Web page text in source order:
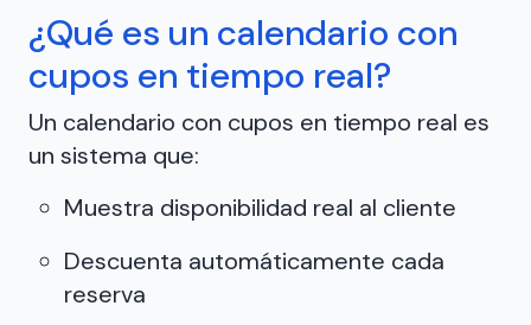
¿Qué es un calendario con
cupos en tiempo real?
Un calendario con cupos en tiempo real es
un sistema que:
Muestra disponibilidad real al cliente
Descuenta automáticamente cada
reserva